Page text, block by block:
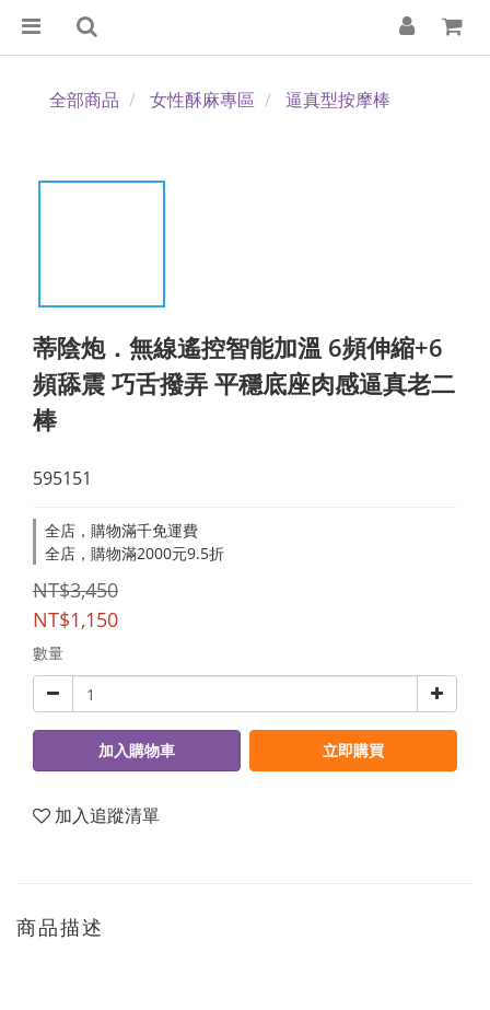
全部商品 女性酥麻專區 逼真型按摩棒
蒂陰炮．無線遙控智能加溫 6頻伸縮+6
頻舔震 巧舌撥弄 平穩底座肉感逼真老二
棒
595151
全店，購物滿千免運費
全店，購物滿2000元9.5折
NT$3,450
NT$1,150
數量
加入購物車 立即購買
加入追蹤清單
商品描述